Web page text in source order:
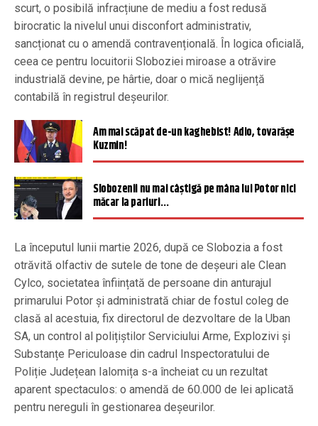
scurt, o posibilă infracțiune de mediu a fost redusă
birocratic la nivelul unui disconfort administrativ,
sancționat cu o amendă contravențională. În logica oficială,
ceea ce pentru locuitorii Sloboziei miroase a otrăvire
industrială devine, pe hârtie, doar o mică neglijență
contabilă în registrul deșeurilor.
Am mai scăpat de-un kaghebist! Adio, tovarășe
Kuzmin!
Slobozenii nu mai câștigă pe mâna lui Potor nici
măcar la pariuri…
La începutul lunii martie 2026, după ce Slobozia a fost
otrăvită olfactiv de sutele de tone de deșeuri ale Clean
Cylco, societatea înființată de persoane din anturajul
primarului Potor și administrată chiar de fostul coleg de
clasă al acestuia, fix directorul de dezvoltare de la Uban
SA, un control al polițiștilor Serviciului Arme, Explozivi şi
Substanțe Periculoase din cadrul Inspectoratului de
Poliție Județean Ialomița s-a încheiat cu un rezultat
aparent spectaculos: o amendă de 60.000 de lei aplicată
pentru nereguli în gestionarea deșeurilor.